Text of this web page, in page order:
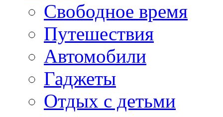
Свободное время
Путешествия
Автомобили
Гаджеты
Отдых с детьми